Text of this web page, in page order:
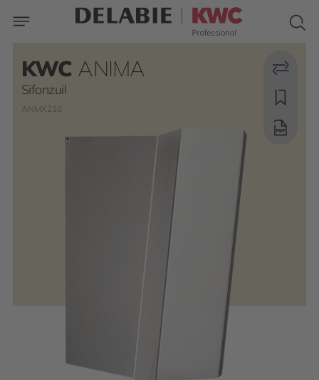
KWC ANIMA
Sifonzuil
ANMX210